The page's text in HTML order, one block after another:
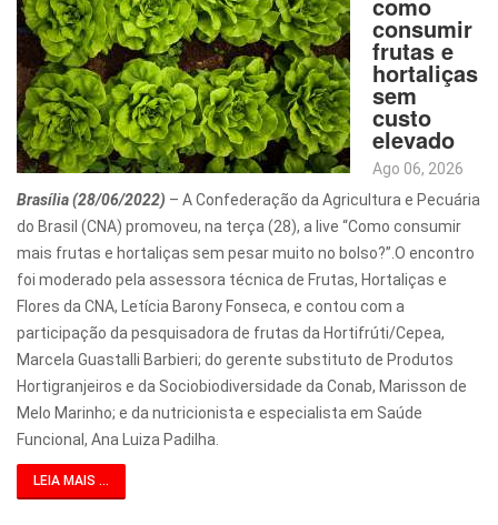
consumir
frutas e
hortaliças
sem
custo
elevado
Ago 06, 2026
Brasília (28/06/2022) – A Confederação da Agricultura e Pecuária
do Brasil (CNA) promoveu, na terça (28), a live “Como consumir
mais frutas e hortaliças sem pesar muito no bolso?”.O encontro
foi moderado pela assessora técnica de Frutas, Hortaliças e
Flores da CNA, Letícia Barony Fonseca, e contou com a
participação da pesquisadora de frutas da Hortifrúti/Cepea,
Marcela Guastalli Barbieri; do gerente substituto de Produtos
Hortigranjeiros e da Sociobiodiversidade da Conab, Marisson de
Melo Marinho; e da nutricionista e especialista em Saúde
Funcional, Ana Luiza Padilha.
LEIA MAIS ...